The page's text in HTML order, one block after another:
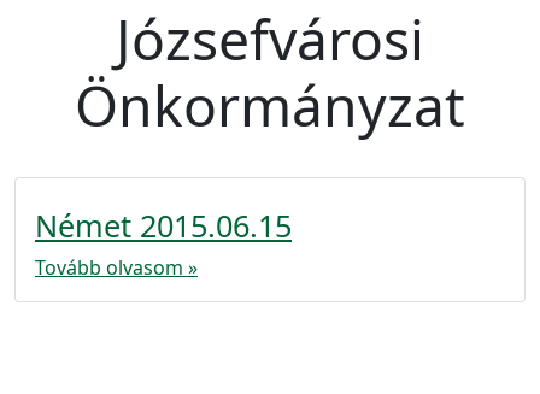
Józsefvárosi
Önkormányzat
Német 2015.06.15
Tovább olvasom »